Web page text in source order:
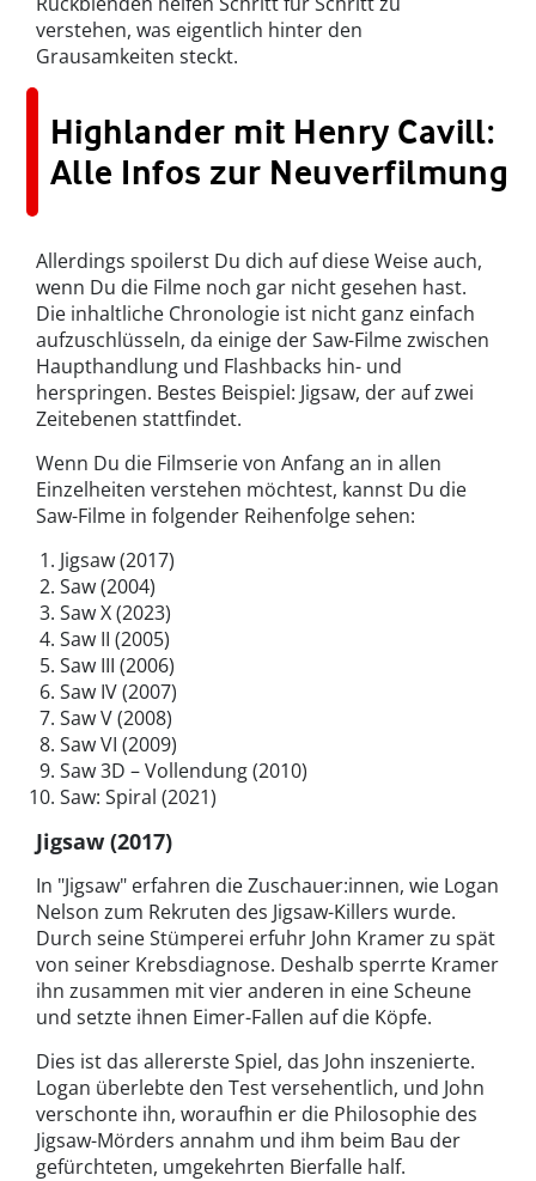
verstehen, was eigentlich hinter den
Grausamkeiten steckt.
Highlander mit Henry Cavill:
Alle Infos zur Neuverfilmung
Allerdings spoilerst Du dich auf diese Weise auch,
wenn Du die Filme noch gar nicht gesehen hast.
Die inhaltliche Chronologie ist nicht ganz einfach
aufzuschlüsseln, da einige der Saw-Filme zwischen
Haupthandlung und Flashbacks hin- und
herspringen. Bestes Beispiel: Jigsaw, der auf zwei
Zeitebenen stattfindet.
Wenn Du die Filmserie von Anfang an in allen
Einzelheiten verstehen möchtest, kannst Du die
Saw-Filme in folgender Reihenfolge sehen:
Jigsaw (2017)
Saw (2004)
Saw X (2023)
Saw II (2005)
Saw III (2006)
Saw IV (2007)
Saw V (2008)
Saw VI (2009)
Saw 3D – Vollendung (2010)
Saw: Spiral (2021)
Jigsaw (2017)
In "Jigsaw" erfahren die Zuschauer:innen, wie Logan
Nelson zum Rekruten des Jigsaw-Killers wurde.
Durch seine Stümperei erfuhr John Kramer zu spät
von seiner Krebsdiagnose. Deshalb sperrte Kramer
ihn zusammen mit vier anderen in eine Scheune
und setzte ihnen Eimer-Fallen auf die Köpfe.
Dies ist das allererste Spiel, das John inszenierte.
Logan überlebte den Test versehentlich, und John
verschonte ihn, woraufhin er die Philosophie des
Jigsaw-Mörders annahm und ihm beim Bau der
gefürchteten, umgekehrten Bierfalle half.